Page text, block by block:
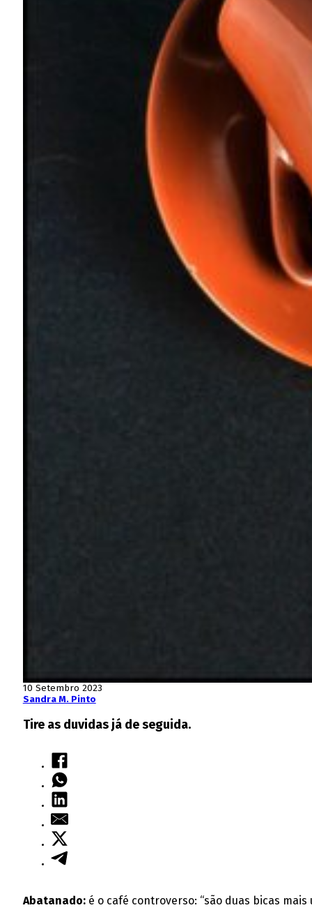
10 Setembro 2023
Sandra M. Pinto
Tire as duvidas já de seguida.
Abatanado:é o café controverso: “são duas bicas mais